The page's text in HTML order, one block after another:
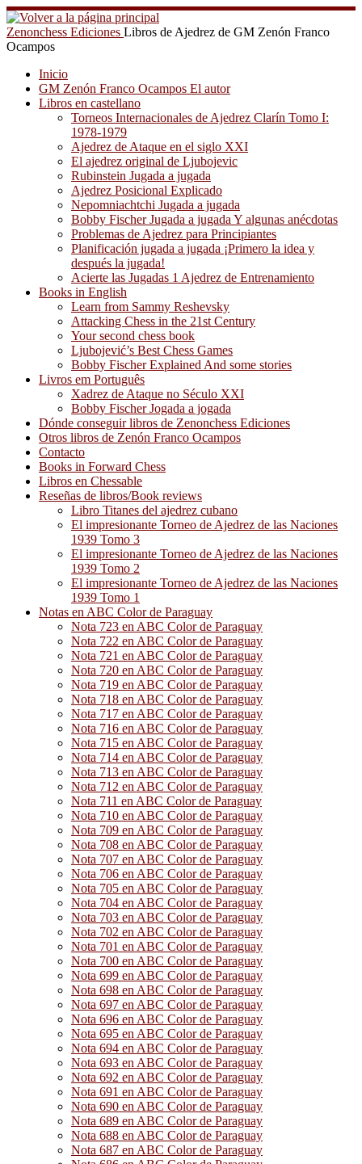
Saltar
al
contenido
Zenonchess Ediciones Libros de Ajedrez de GM Zenón Franco
Ocampos
Inicio
GM Zenón Franco Ocampos El autor
Libros en castellano
Torneos Internacionales de Ajedrez Clarín Tomo I:
1978-1979
Ajedrez de Ataque en el siglo XXI
El ajedrez original de Ljubojevic
Rubinstein Jugada a jugada
Ajedrez Posicional Explicado
Nepomniachtchi Jugada a jugada
Bobby Fischer Jugada a jugada Y algunas anécdotas
Problemas de Ajedrez para Principiantes
Planificación jugada a jugada ¡Primero la idea y
después la jugada!
Acierte las Jugadas 1 Ajedrez de Entrenamiento
Books in English
Learn from Sammy Reshevsky
Attacking Chess in the 21st Century
Your second chess book
Ljubojević’s Best Chess Games
Bobby Fischer Explained And some stories
Livros em Português
Xadrez de Ataque no Século XXI
Bobby Fischer Jogada a jogada
Dónde conseguir libros de Zenonchess Ediciones
Otros libros de Zenón Franco Ocampos
Contacto
Books in Forward Chess
Libros en Chessable
Reseñas de libros/Book reviews
Libro Titanes del ajedrez cubano
El impresionante Torneo de Ajedrez de las Naciones
1939 Tomo 3
El impresionante Torneo de Ajedrez de las Naciones
1939 Tomo 2
El impresionante Torneo de Ajedrez de las Naciones
1939 Tomo 1
Notas en ABC Color de Paraguay
Nota 723 en ABC Color de Paraguay
Nota 722 en ABC Color de Paraguay
Nota 721 en ABC Color de Paraguay
Nota 720 en ABC Color de Paraguay
Nota 719 en ABC Color de Paraguay
Nota 718 en ABC Color de Paraguay
Nota 717 en ABC Color de Paraguay
Nota 716 en ABC Color de Paraguay
Nota 715 en ABC Color de Paraguay
Nota 714 en ABC Color de Paraguay
Nota 713 en ABC Color de Paraguay
Nota 712 en ABC Color de Paraguay
Nota 711 en ABC Color de Paraguay
Nota 710 en ABC Color de Paraguay
Nota 709 en ABC Color de Paraguay
Nota 708 en ABC Color de Paraguay
Nota 707 en ABC Color de Paraguay
Nota 706 en ABC Color de Paraguay
Nota 705 en ABC Color de Paraguay
Nota 704 en ABC Color de Paraguay
Nota 703 en ABC Color de Paraguay
Nota 702 en ABC Color de Paraguay
Nota 701 en ABC Color de Paraguay
Nota 700 en ABC Color de Paraguay
Nota 699 en ABC Color de Paraguay
Nota 698 en ABC Color de Paraguay
Nota 697 en ABC Color de Paraguay
Nota 696 en ABC Color de Paraguay
Nota 695 en ABC Color de Paraguay
Nota 694 en ABC Color de Paraguay
Nota 693 en ABC Color de Paraguay
Nota 692 en ABC Color de Paraguay
Nota 691 en ABC Color de Paraguay
Nota 690 en ABC Color de Paraguay
Nota 689 en ABC Color de Paraguay
Nota 688 en ABC Color de Paraguay
Nota 687 en ABC Color de Paraguay